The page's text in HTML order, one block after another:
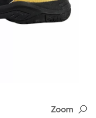
Zoom